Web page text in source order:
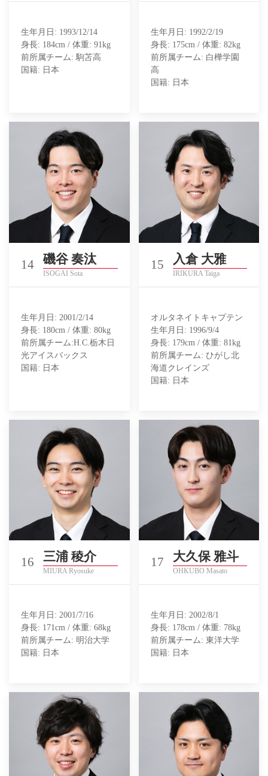
生年月日: 1993/12/14
身長: 184cm / 体重: 91kg
前所属チーム: 駒苫高
国籍: 日本
生年月日: 1992/2/19
身長: 175cm / 体重: 82kg
前所属チーム: 白樺学園
高
国籍: 日本
14 磯谷 奏汰
ISOGAI Sota
生年月日: 2001/2/14
身長: 180cm / 体重: 80kg
前所属チーム:H.C.栃木日
光アイスバックス
国籍: 日本
15 入倉 大雅
IRIKURA Taiga
オルタネイトキャプテン
生年月日: 1996/9/4
身長: 179cm / 体重: 81kg
前所属チーム: ひがし北
海道クレインズ
国籍: 日本
16 三浦 稜介
MIURA Ryosuke
生年月日: 2001/7/16
身長: 171cm / 体重: 68kg
前所属チーム: 明治大学
国籍: 日本
17 大久保 雅斗
OHKUBO Masato
生年月日: 2002/8/1
身長: 178cm / 体重: 78kg
前所属チーム: 東洋大学
国籍: 日本